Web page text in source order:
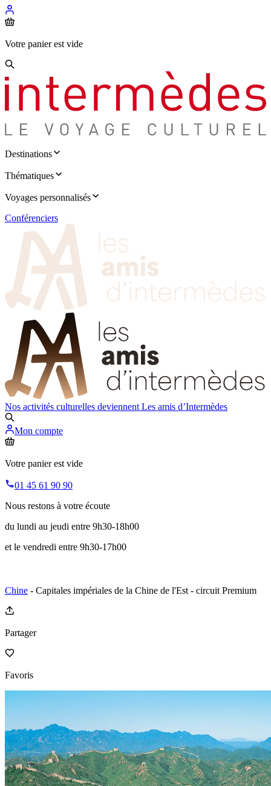
Votre panier est vide
Destinations
Thématiques
Voyages personnalisés
Conférenciers
Nos activités culturelles deviennent Les amis d’Intermèdes
Mon compte
Votre panier est vide
01 45 61 90 90
Nous restons à votre écoute
du lundi au jeudi entre 9h30-18h00
et le vendredi entre 9h30-17h00
Chine - Capitales impériales de la Chine de l'Est - circuit Premium
Partager
Favoris